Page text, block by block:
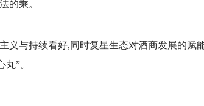
的乘。
义与持续看好,同时复星生态对酒商发展的赋
”。